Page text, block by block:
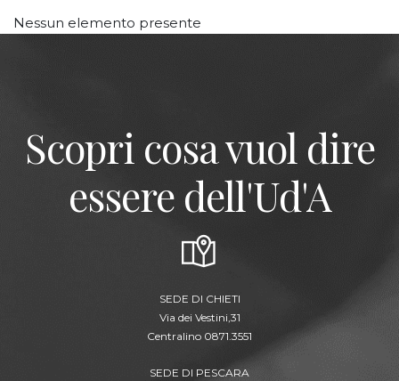
Nessun elemento presente
Scopri cosa vuol dire
essere dell'Ud'A
SEDE DI CHIETI
Via dei Vestini,31
Centralino 0871.3551
SEDE DI PESCARA